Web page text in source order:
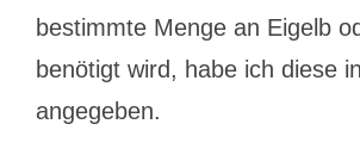
bestimmte Menge an Eigelb
benötigt wird, habe ich diese
angegeben.